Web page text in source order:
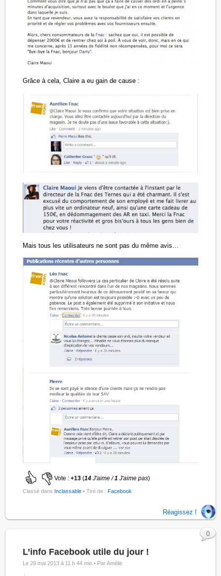
Grâce à cela, Claire a eu gain de cause :
Mais tous les utilisateurs ne sont pas du même avis…
Vote :+13 (14J'aime /1 J'aime pas)
Classé dans Inclassable • Tiré de :Facebook
Réagissez !
L’info Facebook utile du jour !
Le 29 mai 2013 à 11 h 44 min • Par Amélie
0